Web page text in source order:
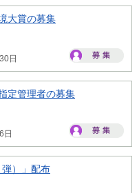
大賞の募集
日
定管理者の募集
日
弾）」配布